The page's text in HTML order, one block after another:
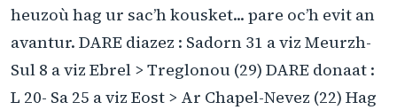
heuzoù hag ur sac’h kousket... pare oc’h evit an
avantur. DARE diazez : Sadorn 31 a viz Meurzh-
Sul 8 a viz Ebrel > Treglonou (29) DARE donaat :
L 20- Sa 25 a viz Eost > Ar Chapel-Nevez (22) Hag